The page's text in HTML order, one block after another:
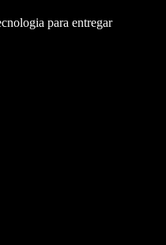
para entregar